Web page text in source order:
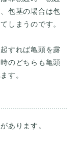
包茎の場合は包
しまうのです。
すれば亀頭を露
のどちらも亀頭
あります。